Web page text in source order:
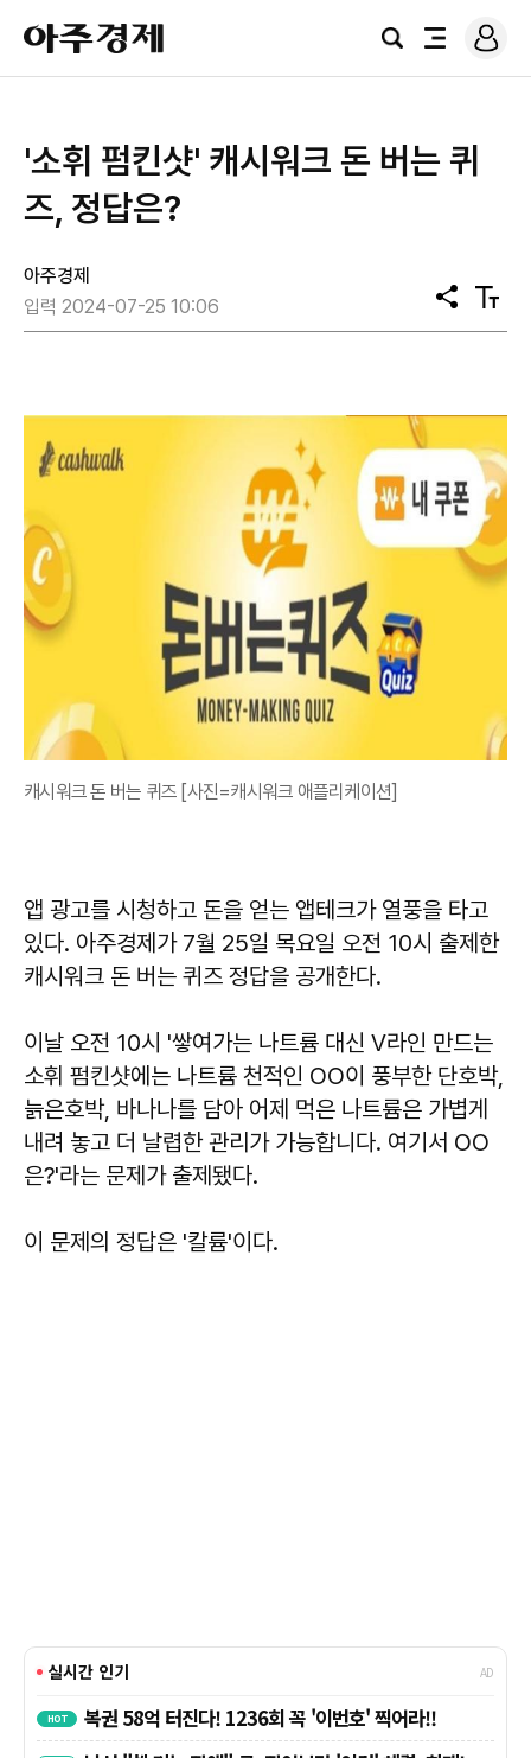
아
주
경
검
전
로
그
'소휘 펌킨샷' 캐시워크 돈 버는 퀴
즈, 정답은?
아주경제
입력 2024-07-25 10:06
공
유
텍
스
캐시워크 돈 버는 퀴즈 [사진=캐시워크 애플리케이션]
앱 광고를 시청하고 돈을 얻는 앱테크가 열풍을 타고
있다. 아주경제가 7월 25일 목요일 오전 10시 출제한
캐시워크 돈 버는 퀴즈 정답을 공개한다.
이날 오전 10시 '쌓여가는 나트륨 대신 V라인 만드는
소휘 펌킨샷에는 나트륨 천적인 OO이 풍부한 단호박,
늙은호박, 바나나를 담아 어제 먹은 나트륨은 가볍게
내려 놓고 더 날렵한 관리가 가능합니다. 여기서 OO
은?'라는 문제가 출제됐다.
이 문제의 정답은 '칼륨'이다.